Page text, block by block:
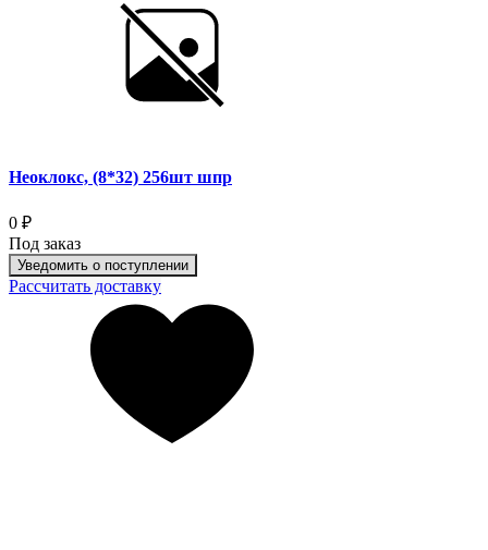
Неоклокс, (8*32) 256шт шпр
0 ₽
Под заказ
Уведомить о поступлении
Рассчитать доставку